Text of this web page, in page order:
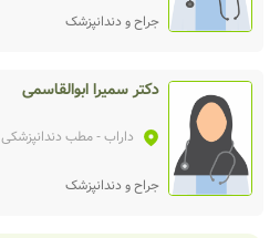
جراح و دندانپزشک
دکتر سمیرا ابوالقاسمی
داراب- مطب دندانپزشکی
جراح و دندانپزشک